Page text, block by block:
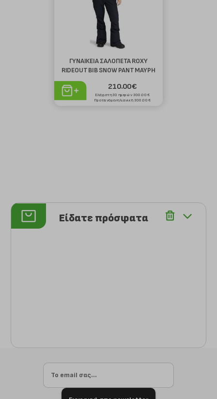
ΓΥΝΑΙΚΕΙΑ ΣΑΛΟΠΕΤΑ ROXY
RIDEOUT BIB SNOW PANT ΜΑΥΡΗ
210.00€
Ελάχιστη 30 ημερών 300.00€
Προτεινόμενη λιανική 300.00€
Είδατε πρόσφατα